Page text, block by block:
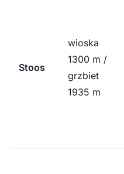
Stoos
wioska
1300 m /
grzbiet
1935 m